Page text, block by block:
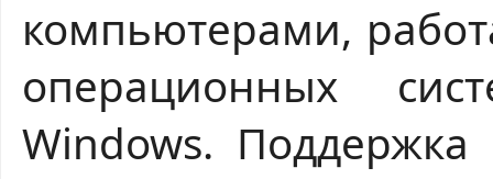
компьютерами,
операционных
Windows. Поддержка